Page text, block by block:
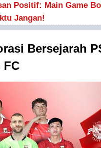
Positif: Main Game
Jangan!
Bersejarah
FC